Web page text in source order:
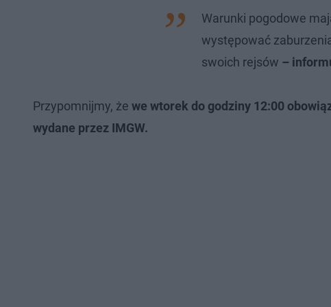
Warunki pogodowe
występować
swoich rejsów –
Przypomnijmy, że we wtorek do godziny 12:00
wydane przez IMGW.